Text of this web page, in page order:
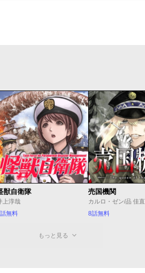
獣自衛隊
上淳哉
無料
売国機関
カルロ・ゼン/品 佳直
8話無料
もっと見る